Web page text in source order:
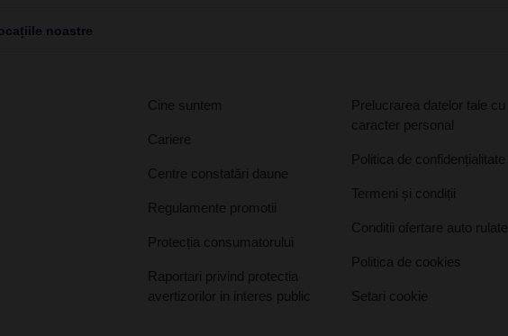
noastre
Cine suntem
Cariere
Centre constatări daune
Regulamente promotii
Protecția consumatorului
Raportari privind protectia
avertizorilor in interes public
Prelucrarea datelor tale cu
caracter personal
Politica de confidențialitate
Termeni și condiții
Conditii ofertare auto rulate
Politica de cookies
Setari cookie